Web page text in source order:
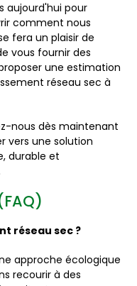
aujourd'hui pour
comment nous
fera un plaisir de
vous fournir des
une estimation
réseau sec à
nous dès maintenant
vers une solution
durable et
réseau sec ?
approche écologique
recourir à des